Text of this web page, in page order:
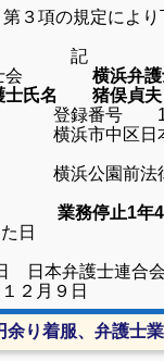
３項の規定によ
会
横浜弁護
士氏名 猪俣貞夫
号
日本大通
園前法律
業務停止1年4
日
日本弁護士連合会
２月９日
余り着服、弁護士